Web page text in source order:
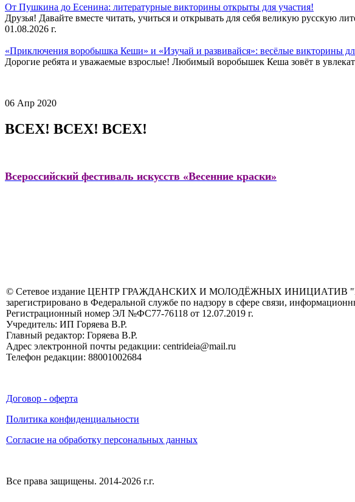
От Пушкина до Есенина: литературные викторины открыты для участия!
Друзья! Давайте вместе читать, учиться и открывать для себя великую русскую
01.08.2026 г.
«Приключения воробышка Кеши» и «Изучай и развивайся»: весёлые викторины
Дорогие ребята и уважаемые взрослые! Любимый воробышек Кеша зовёт в
06 Апр 2020
ВСЕХ! ВСЕХ! ВСЕХ!
Всероссийский фестиваль искусств «Весенние краски»
© Сетевое издание ЦЕНТР ГРАЖДАНСКИХ И МОЛОДЁЖНЫХ ИНИЦИАТИВ
зарегистрировано в Федеральной службе по надзору в сфере связи,
Регистрационный номер ЭЛ №ФС77-76118 от 12.07.2019 г.
Учредитель: ИП Горяева В.Р.
Главный редактор: Горяева В.Р.
Адрес электронной почты редакции: centrideia@mail.ru
Телефон редакции: 88001002684
Договор - оферта
Политика конфиденциальности
Согласие на обработку персональных данных
Все права защищены. 2014-2026 г.г.